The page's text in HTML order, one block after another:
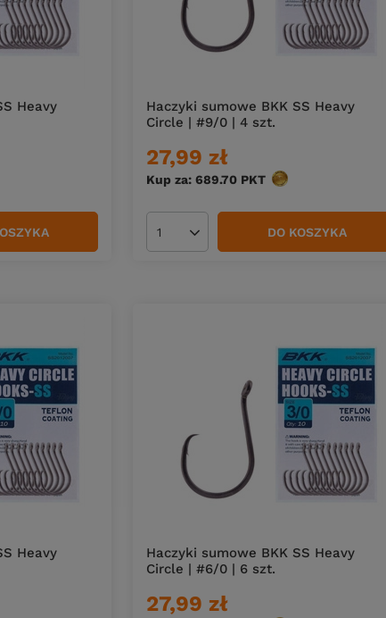
Heavy
Haczyki sumowe BKK SS Heavy
Circle | #9/0 | 4 szt.
27,99 zł
Kup za: 689.70 PKT punktów
Ilość produktów DO KOSZYKA
Heavy
Haczyki sumowe BKK SS Heavy
Circle | #6/0 | 6 szt.
27,99 zł